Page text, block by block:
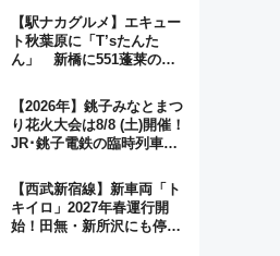
ジュアルパーティープラン
【駅ナカグルメ】エキュー
ト秋葉原に「T’sたんた
ん」 新橋に551蓬莱の
オムライス専門店「肉とた
まご」新グルメ続々登場！
【2026年8月】
【2026年】銚子みなとまつ
り花火大会は8/8 (土)開催！
JR･銚子電鉄の臨時列車や
く8,000発の大迫力＆屋台
を満喫
【西武新宿線】新車両「ト
キイロ」2027年春運行開
始！田無・新所沢にも停